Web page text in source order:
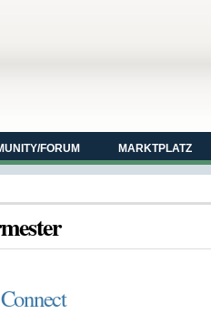
FORUM MARKTPLATZ